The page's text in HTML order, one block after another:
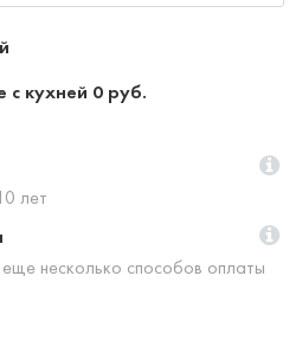
с кухней 0 руб.
лет
несколько способов оплаты